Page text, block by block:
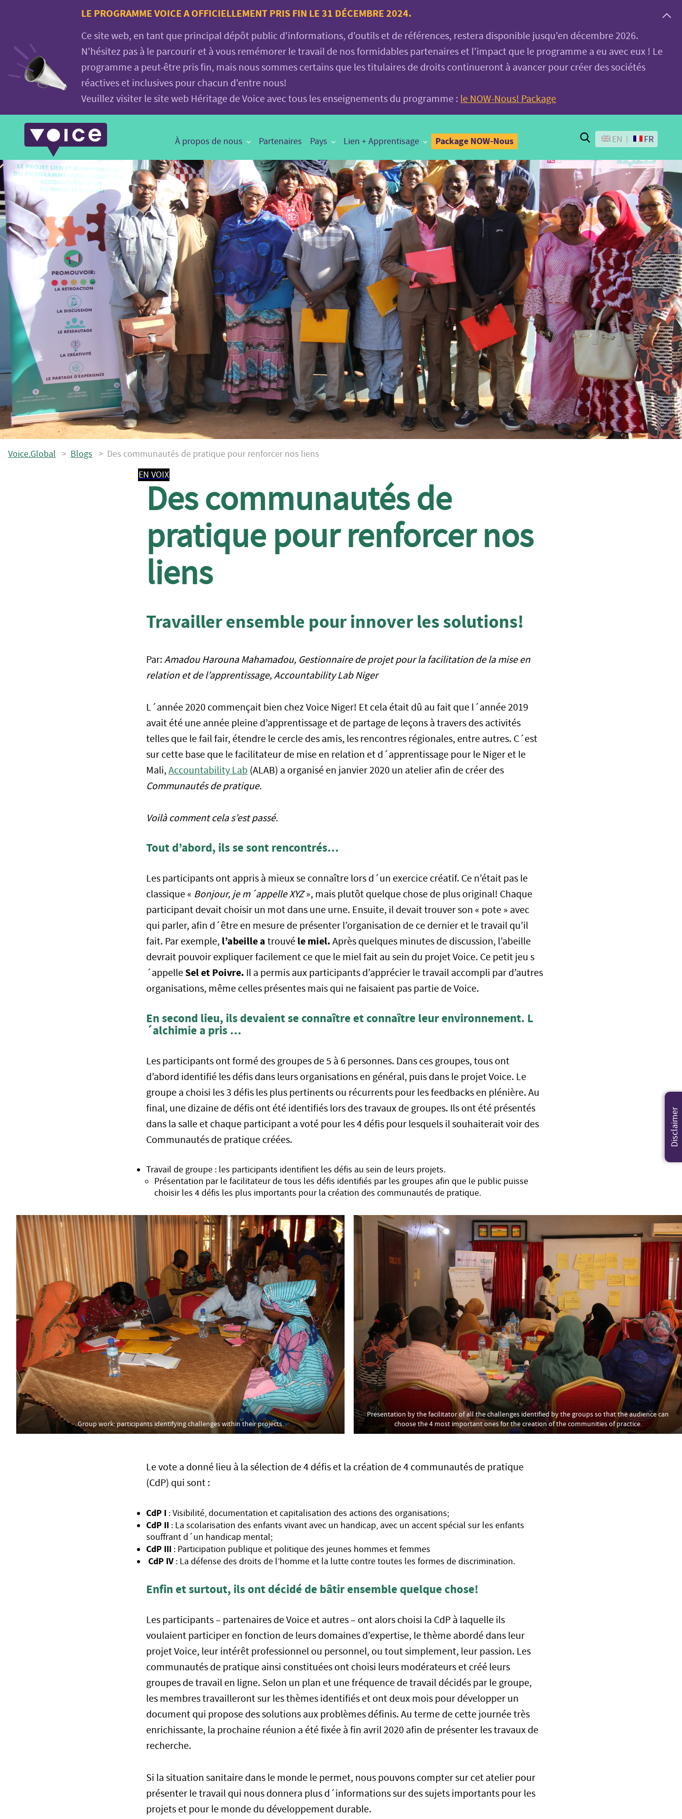
Voice.Global
website
LE PROGRAMME VOICE A OFFICIELLEMENT PRIS FIN LE 31 DÉCEMBRE 2024.
Ce site web, en tant que principal dépôt public d'informations, d'outils et de références, restera disponible jusqu'en décembre 2026.
N'hésitez pas à le parcourir et à vous remémorer le travail de nos formidables partenaires et l'impact que le programme a eu avec eux ! Le
programme a peut-être pris fin, mais nous sommes certains que les titulaires de droits continueront à avancer pour créer des sociétés
réactives et inclusives pour chacun d'entre nous!
Veuillez visiter le site web Héritage de Voice avec tous les enseignements du programme : le NOW-Nous! Package
Main
Navigation
À propos de nous Partenaires Pays Lien + Apprentisage Package NOW-Nous Search
EN FR
Voice.Global > Blogs > Des communautés de pratique pour renforcer nos liens
EN VOIX
Des communautés de
pratique pour renforcer nos
liens
Travailler ensemble pour innover les solutions!
Par: Amadou Harouna Mahamadou, Gestionnaire de projet pour la facilitation de la mise en
relation et de l’apprentissage, Accountability Lab Niger
L´année 2020 commençait bien chez Voice Niger! Et cela était dû au fait que l´année 2019
avait été une année pleine d’apprentissage et de partage de leçons à travers des activités
telles que le fail fair, étendre le cercle des amis, les rencontres régionales, entre autres. C´est
sur cette base que le facilitateur de mise en relation et d´apprentissage pour le Niger et le
Mali, Accountability Lab (ALAB) a organisé en janvier 2020 un atelier afin de créer des
Communautés de pratique.
Voilà comment cela s’est passé.
Tout d’abord, ils se sont rencontrés…
Les participants ont appris à mieux se connaître lors d´un exercice créatif. Ce n’était pas le
classique « Bonjour, je m´appelle XYZ», mais plutôt quelque chose de plus original! Chaque
participant devait choisir un mot dans une urne. Ensuite, il devait trouver son « pote » avec
qui parler, afin d´être en mesure de présenter l’organisation de ce dernier et le travail qu’il
fait. Par exemple, l’abeille a trouvé le miel. Après quelques minutes de discussion, l’abeille
devrait pouvoir expliquer facilement ce que le miel fait au sein du projet Voice. Ce petit jeu s
´appelle Sel et Poivre. Il a permis aux participants d’apprécier le travail accompli par d’autres
organisations, même celles présentes mais qui ne faisaient pas partie de Voice.
En second lieu, ils devaient se connaître et connaître leur environnement. L
´alchimie a pris …
Les participants ont formé des groupes de 5 à 6 personnes. Dans ces groupes, tous ont
d’abord identifié les défis dans leurs organisations en général, puis dans le projet Voice. Le
groupe a choisi les 3 défis les plus pertinents ou récurrents pour les feedbacks en plénière. Au
final, une dizaine de défis ont été identifiés lors des travaux de groupes. Ils ont été présentés
dans la salle et chaque participant a voté pour les 4 défis pour lesquels il souhaiterait voir des
Communautés de pratique créées.
Travail de groupe : les participants identifient les défis au sein de leurs projets.
Présentation par le facilitateur de tous les défis identifiés par les groupes afin que le public puisse
choisir les 4 défis les plus importants pour la création des communautés de pratique.
Group work: participants identifying challenges within their projects.
Presentation by the facilitator of all the challenges identified by the groups so that the audience can
choose the 4 most important ones for the creation of the communities of practice.
Le vote a donné lieu à la sélection de 4 défis et la création de 4 communautés de pratique
(CdP) qui sont :
CdP I : Visibilité, documentation et capitalisation des actions des organisations;
CdP II : La scolarisation des enfants vivant avec un handicap, avec un accent spécial sur les enfants
souffrant d´un handicap mental;
CdP III : Participation publique et politique des jeunes hommes et femmes
CdP IV : La défense des droits de l’homme et la lutte contre toutes les formes de discrimination.
Enfin et surtout, ils ont décidé de bâtir ensemble quelque chose!
Les participants – partenaires de Voice et autres – ont alors choisi la CdP à laquelle ils
voulaient participer en fonction de leurs domaines d’expertise, le thème abordé dans leur
projet Voice, leur intérêt professionnel ou personnel, ou tout simplement, leur passion. Les
communautés de pratique ainsi constituées ont choisi leurs modérateurs et créé leurs
groupes de travail en ligne. Selon un plan et une fréquence de travail décidés par le groupe,
les membres travailleront sur les thèmes identifiés et ont deux mois pour développer un
document qui propose des solutions aux problèmes définis. Au terme de cette journée très
enrichissante, la prochaine réunion a été fixée à fin avril 2020 afin de présenter les travaux de
recherche.
Si la situation sanitaire dans le monde le permet, nous pouvons compter sur cet atelier pour
présenter le travail qui nous donnera plus d´informations sur des sujets importants pour les
projets et pour le monde du développement durable.
Disclaimer